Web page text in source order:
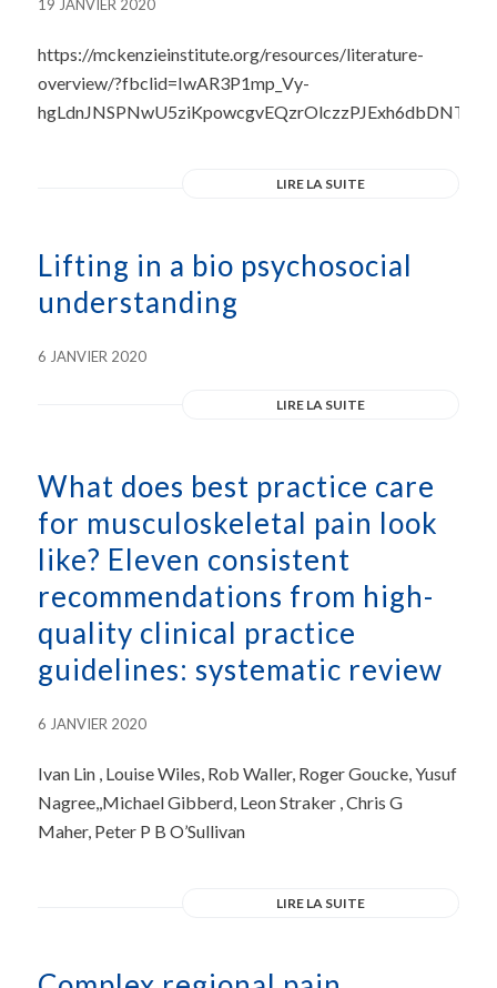
19 JANVIER 2020
https://mckenzieinstitute.org/resources/literature-
overview/?fbclid=IwAR3P1mp_Vy-
LIRE LA SUITE
Lifting in a bio psychosocial
understanding
6 JANVIER 2020
LIRE LA SUITE
What does best practice care
for musculoskeletal pain look
like? Eleven consistent
recommendations from high-
quality clinical practice
guidelines: systematic review
6 JANVIER 2020
Ivan Lin , Louise Wiles, Rob Waller, Roger Goucke, Yusuf
Nagree,,Michael Gibberd, Leon Straker , Chris G
Maher, Peter P B O’Sullivan
LIRE LA SUITE